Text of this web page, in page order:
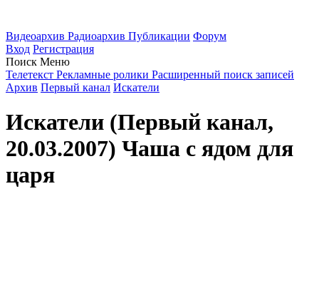
Видеоархив Радиоархив Публикации Форум
Вход Регистрация
Поиск Меню
Телетекст Рекламные ролики Расширенный поиск записей
Архив Первый канал Искатели
Искатели (Первый канал,
20.03.2007) Чаша с ядом для
царя